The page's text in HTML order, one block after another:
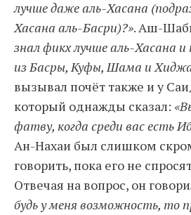
лучше даже аль-Хасана
Хасана аль-Басри)?». Аш-
знал фикх лучше аль-Хасана и
из Басры, Куфы, Шама и
вызывал почёт также и у
который однажды сказал:
фатву, когда среди вас есть
Ан-Нахаи был слишком
говорить, пока его не
Отвечая на вопрос, он
будь у меня возможность, то